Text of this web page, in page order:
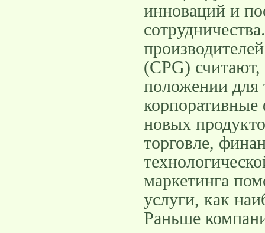
инноваций и
(CPG)
положении для
новых
торговле,
маркетинга
услуги, как
Раньше